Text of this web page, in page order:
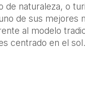
de naturaleza, o
de sus mejores
al modelo
centrado en el